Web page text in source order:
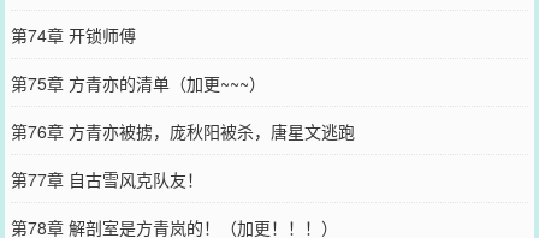
第74章 开锁师傅
第75章 方青亦的清单（加更~~~）
第76章 方青亦被掳，庞秋阳被杀，唐星文逃跑
第77章 自古雪风克队友！
第78章 解剖室是方青岚的！（加更！！！）